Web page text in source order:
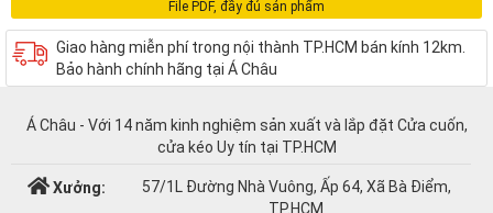
Giao hàng miễn phí trong nội thành TP.HCM bán kính 12km.
Bảo hành chính hãng tại Á Châu
Á Châu - Với 14 năm kinh nghiệm sản xuất và lắp đặt Cửa cuốn,
cửa kéo Uy tín tại TP.HCM
Xưởng:
57/1L Đường Nhà Vuông, Ấp 64, Xã Bà Điểm,
TP.HCM